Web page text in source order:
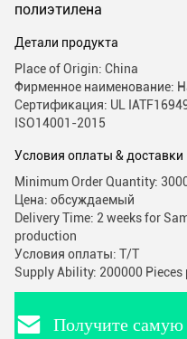
полиэтилена
Детали продукта
Place of Origin: China
Фирменное наименование:
Сертификация: UL
ISO14001-2015
Условия оплаты & доставки
Minimum Order Quantity:
Цена: обсуждаемый
Delivery Time: 2 weeks for
production
Условия оплаты: T/T
Supply Ability: 200000 Pieces
Получите